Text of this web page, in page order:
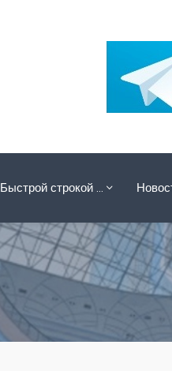
Быстрой строкой …